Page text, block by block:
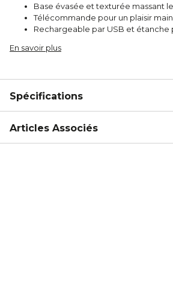
Base évasée et texturée massant
Télécommande pour un plaisir
Rechargeable par USB et étanche
En savoir plus
Spécifications
Articles Associés